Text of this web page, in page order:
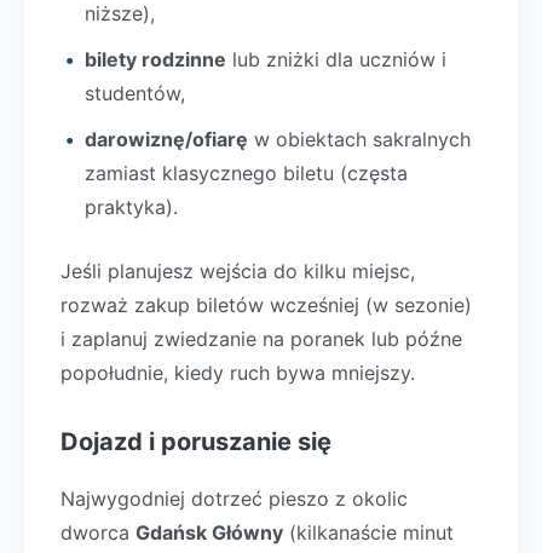
niższe),
bilety rodzinne lub zniżki dla uczniów i
studentów,
darowiznę/ofiarę w obiektach sakralnych
zamiast klasycznego biletu (częsta
praktyka).
Jeśli planujesz wejścia do kilku miejsc,
rozważ zakup biletów wcześniej (w sezonie)
i zaplanuj zwiedzanie na poranek lub późne
popołudnie, kiedy ruch bywa mniejszy.
Dojazd i poruszanie się
Najwygodniej dotrzeć pieszo z okolic
dworca Gdańsk Główny (kilkanaście minut